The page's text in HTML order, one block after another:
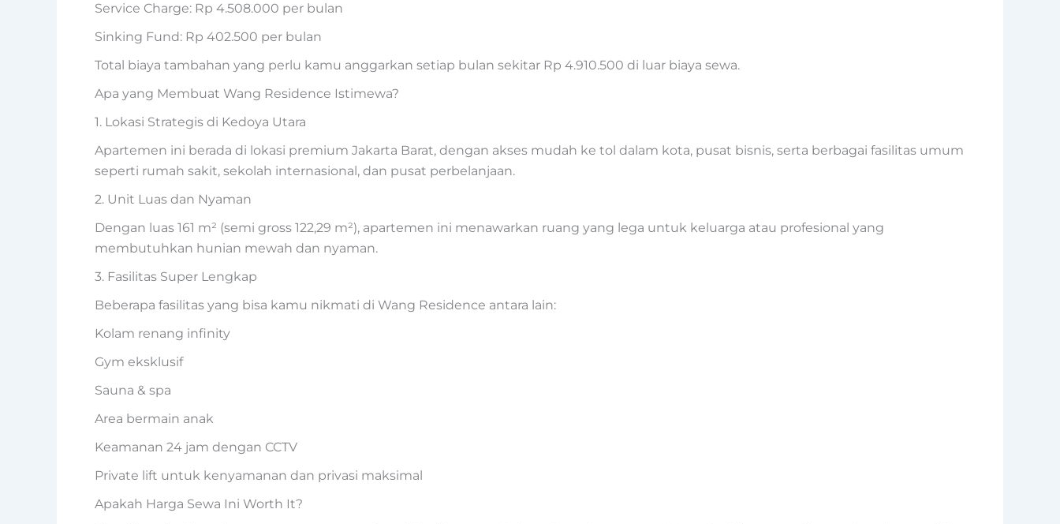
Service Charge: Rp 4.508.000 per bulan
Sinking Fund: Rp 402.500 per bulan
Total biaya tambahan yang perlu kamu anggarkan setiap bulan sekitar Rp 4.910.500 di luar biaya sewa.
Apa yang Membuat Wang Residence Istimewa?
1. Lokasi Strategis di Kedoya Utara
Apartemen ini berada di lokasi premium Jakarta Barat, dengan akses mudah ke tol dalam kota, pusat bisnis, serta berbagai fasilitas umum
seperti rumah sakit, sekolah internasional, dan pusat perbelanjaan.
2. Unit Luas dan Nyaman
Dengan luas 161 m² (semi gross 122,29 m²), apartemen ini menawarkan ruang yang lega untuk keluarga atau profesional yang
membutuhkan hunian mewah dan nyaman.
3. Fasilitas Super Lengkap
Beberapa fasilitas yang bisa kamu nikmati di Wang Residence antara lain:
Kolam renang infinity
Gym eksklusif
Sauna & spa
Area bermain anak
Keamanan 24 jam dengan CCTV
Private lift untuk kenyamanan dan privasi maksimal
Apakah Harga Sewa Ini Worth It?